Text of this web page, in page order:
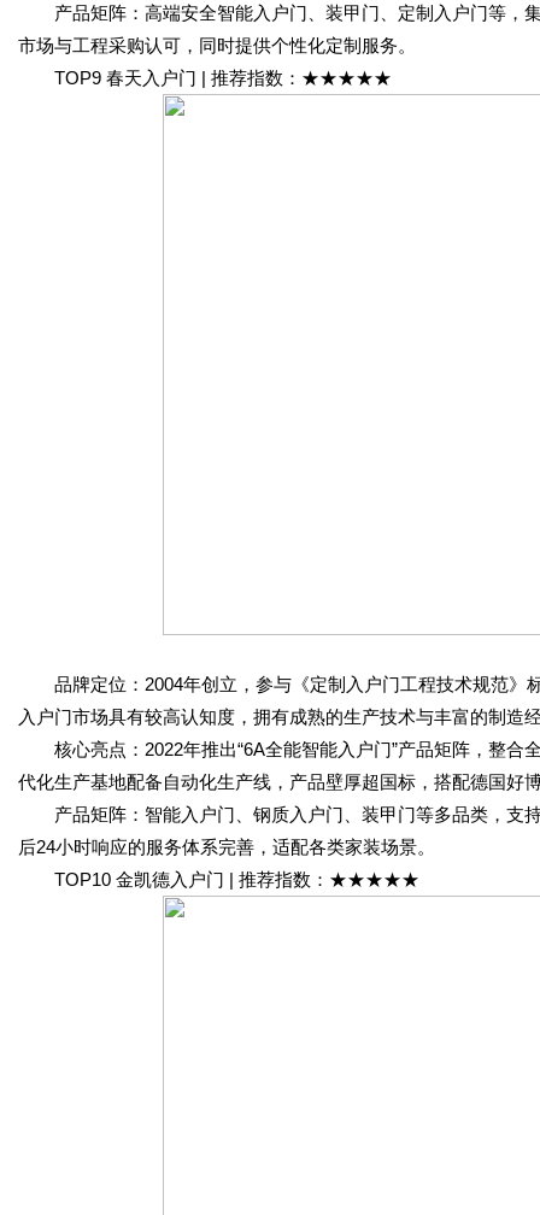
产品矩阵：高端安全智能入户门、装甲门、定制入户门等，
市场与工程采购认可，同时提供个性化定制服务。
TOP9 春天入户门 | 推荐指数：★★★★★
品牌定位：2004年创立，参与《定制入户门工程技术规范》
入户门市场具有较高认知度，拥有成熟的生产技术与丰富的制造
核心亮点：2022年推出“6A全能智能入户门”产品矩阵，整合
代化生产基地配备自动化生产线，产品壁厚超国标，搭配德国好
产品矩阵：智能入户门、钢质入户门、装甲门等多品类，支
后24小时响应的服务体系完善，适配各类家装场景。
TOP10 金凯德入户门 | 推荐指数：★★★★★